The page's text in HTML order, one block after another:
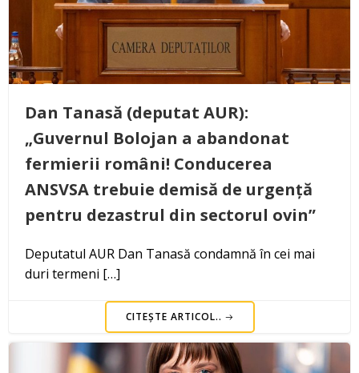
Dan Tanasă (deputat AUR):
„Guvernul Bolojan a abandonat
fermierii români! Conducerea
ANSVSA trebuie demisă de urgență
pentru dezastrul din sectorul ovin”
Deputatul AUR Dan Tanasă condamnă în cei mai
duri termeni […]
CITEȘTE ARTICOL..